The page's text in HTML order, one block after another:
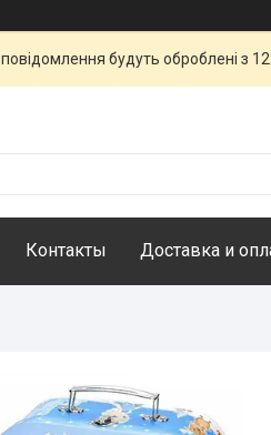
будуть оброблені з
Контакты Доставка и